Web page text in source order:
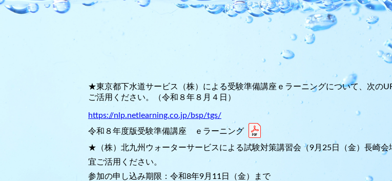
★東京都下水道サービス（株）による受験準備講座ｅラーニングについて、次の
ご活用ください。（令和８年８月４日）
https://nlp.netlearning.co.jp/bsp/tgs/
令和８年度版受験準備講座 ｅラーニング
★（株）北九州ウォーターサービスによる試験対策講習会（9月25日（金）長崎
宜ご活用ください。
参加の申し込み期限：令和8年9月11日（金）まで